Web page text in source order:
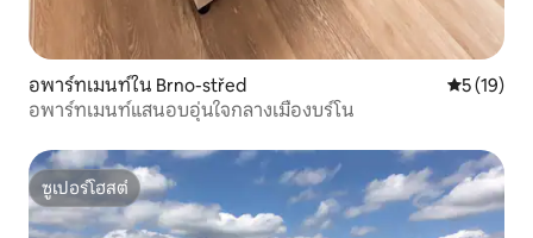
อพาร์ทเมนท์ใน Brno-střed คะแนนเฉลี่
5 (19)
อพาร์ทเมนท์แสนอบอุ่นใจกลางเมืองบร์โน
ซูเปอร์โฮสต์
ซูเปอร์โฮสต์